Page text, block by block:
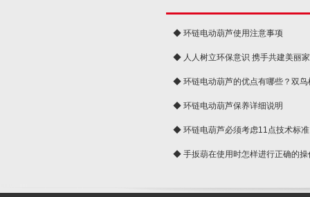
◆ 环链电动葫芦使用注意事项
◆ 人人树立环保意识 携手共建美丽
球◆ 环链电动葫芦的优点有哪些？双鸟
◆ 环链电动葫芦保养详细说明
◆ 环链电葫芦必须考虑11点技术标准
◆ 手扳葫在使用时怎样进行正确的操